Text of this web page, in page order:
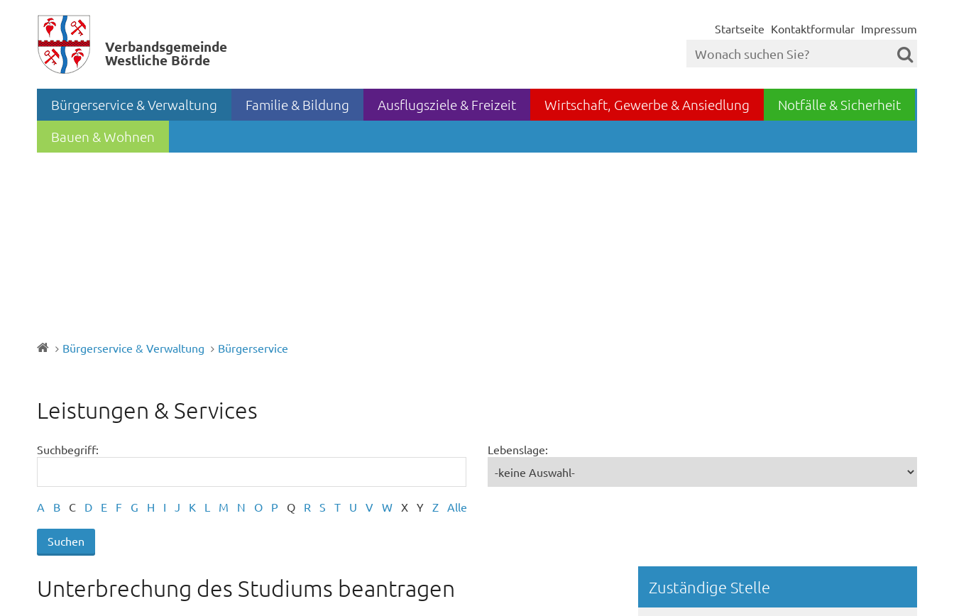
Verbands­gemeinde
Westliche Börde
Startseite Kontaktformular Impressum
Bürgerservice & Verwaltung Familie & Bildung Ausflugsziele & Freizeit Wirtschaft, Gewerbe & Ansiedlung
Notfälle & Sicherheit
Bauen & Wohnen
Bürgerservice & Verwaltung Bürgerservice
Leistungen & Services
Suchbegriff: Lebenslage:
A B C D E F G H I J K L M N O P Q R S T U V W X Y Z Alle
Unterbrechung des Studiums beantragen Randspalte
Zuständige Stelle